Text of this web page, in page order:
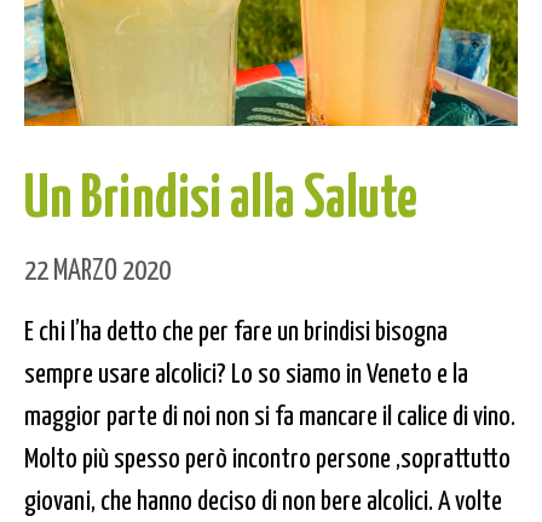
Un Brindisi alla Salute
22 MARZO 2020
E chi l’ha detto che per fare un brindisi bisogna
sempre usare alcolici? Lo so siamo in Veneto e la
maggior parte di noi non si fa mancare il calice di vino.
Molto più spesso però incontro persone ,soprattutto
giovani, che hanno deciso di non bere alcolici. A volte